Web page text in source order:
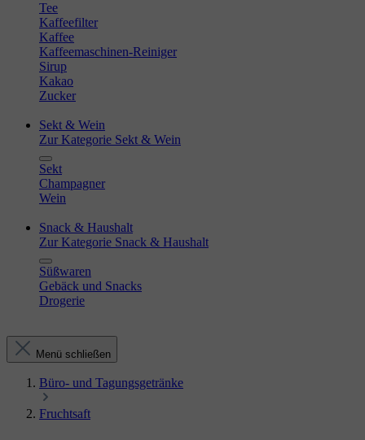
Tee
Kaffeefilter
Kaffee
Kaffeemaschinen-Reiniger
Sirup
Kakao
Zucker
Sekt & Wein
Zur Kategorie Sekt & Wein
Sekt
Champagner
Wein
Snack & Haushalt
Zur Kategorie Snack & Haushalt
Süßwaren
Gebäck und Snacks
Drogerie
Menü schließen
Büro- und Tagungsgetränke
Fruchtsaft